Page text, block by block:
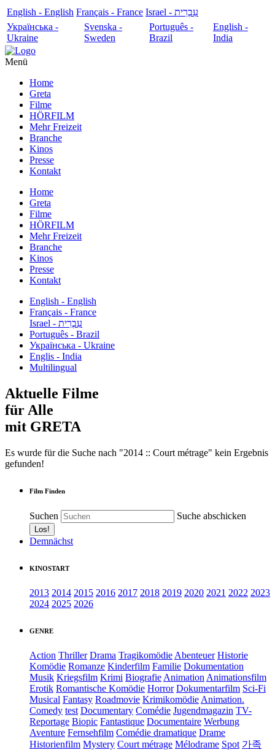
English - English Français - France
עִבְרִית - Israel
Українська -
Ukraine
Svenska -
Sweden
Português -
Brazil
English -
India
Menü
Home
Greta
Filme
HÖRFILM
Mehr Freizeit
Branche
Kinos
Presse
Kontakt
Home
Greta
Filme
HÖRFILM
Mehr Freizeit
Branche
Kinos
Presse
Kontakt
English - English
Français - France
עִבְרִית - Israel
Português - Brazil
Українська - Ukraine
Englis - India
Multilingual
Aktuelle Filme
für Alle
mit GRETA
Es wurde für die Suche nach "2014 :: Court métrage" kein Ergebnis
gefunden!
Film Finden
Suchen Suche abschicken
Demnächst
KINOSTART
2013 2014 2015 2016 2017 2018 2019 2020 2021 2022 2023
2024 2025 2026
GENRE
Action Thriller Drama Tragikomödie Abenteuer Historie
Komödie Romanze Kinderfilm Familie Dokumentation
Musik Kriegsfilm Krimi Biografie Animation Animationsfilm
Erotik Romantische Komödie Horror Dokumentarfilm Sci-Fi
Musical Fantasy Roadmovie Krimikomödie Animation.
Comedy test Documentary Comédie Jugendmagazin TV-
Reportage Biopic Fantastique Documentaire Werbung
Aventure Fernsehfilm Comédie dramatique Drame
Historienfilm Mystery Court métrage Mélodrame Spot 가족